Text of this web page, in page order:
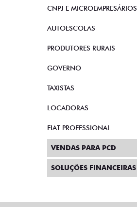
CNPJ E MICROEMPRESÁRIOS
AUTOESCOLAS
PRODUTORES RURAIS
GOVERNO
TAXISTAS
LOCADORAS
FIAT PROFESSIONAL
VENDAS PARA PCD
SOLUÇÕES FINANCEIRAS